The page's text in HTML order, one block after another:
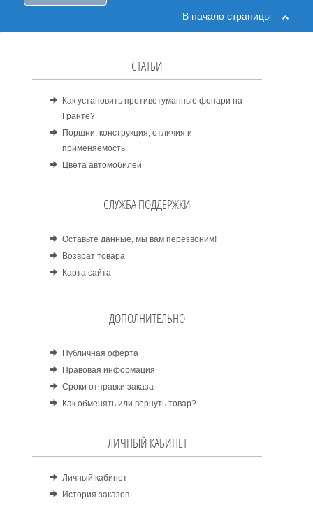
В начало страницы
СТАТЬИ
Как установить противотуманные фонари на
Гранте?
Поршни: конструкция, отличия и
применяемость.
Цвета автомобилей
СЛУЖБА ПОДДЕРЖКИ
Оставьте данные, мы вам перезвоним!
Возврат товара
Карта сайта
ДОПОЛНИТЕЛЬНО
Публичная оферта
Правовая информация
Сроки отправки заказа
Как обменять или вернуть товар?
ЛИЧНЫЙ КАБИНЕТ
Личный кабинет
История заказов